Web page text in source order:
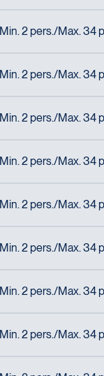
Min. 2 pers./Max. 34
Min. 2 pers./Max. 34
Min. 2 pers./Max. 34
Min. 2 pers./Max. 34
Min. 2 pers./Max. 34
Min. 2 pers./Max. 34
Min. 2 pers./Max. 34
Min. 2 pers./Max. 34